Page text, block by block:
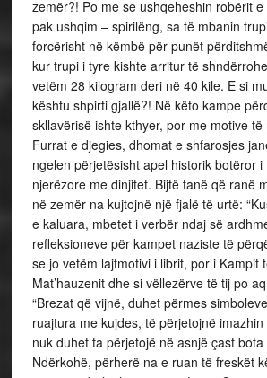
zemër?! Po me se ushqeheshin robërit
pak ushqim – spirilëng, sa të mbanin
forcërisht në këmbë për punët
kur trupi i tyre kishte arritur të
vetëm 28 kilogram deri në 40 kile. E si
kështu shpirti gjallë?! Në këto kampe
skllavërisë ishte kthyer, por me motive të
Furrat e djegies, dhomat e shfarosjes
ngelen përjetësisht apel historik botëror
njerëzore me dinjitet. Bijtë tanë që ranë
në zemër na kujtojnë një fjalë të urtë:
e kaluara, mbetet i verbër ndaj së
refleksioneve për kampet naziste të
se jo vetëm lajtmotivi i librit, por i Kampit
Mat’hauzenit dhe si vëllezërve të tij po
“Brezat që vijnë, duhet përmes
ruajtura me kujdes, të përjetojnë
nuk duhet ta përjetojë në asnjë çast bota
Ndërkohë, përherë na e ruan të freskët